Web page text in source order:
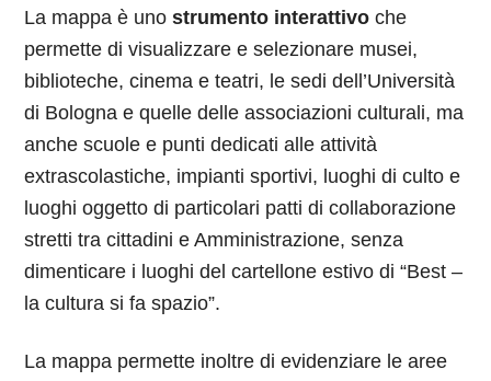
La mappa è unostrumento interattivo che
permette di visualizzare e selezionare musei,
biblioteche, cinema e teatri, le sedi dell’Università
di Bologna e quelle delle associazioni culturali, ma
anche scuole e punti dedicati alle attività
extrascolastiche, impianti sportivi, luoghi di culto e
luoghi oggetto di particolari patti di collaborazione
stretti tra cittadini e Amministrazione, senza
dimenticare i luoghi del cartellone estivo di “Best –
la cultura si fa spazio”.
La mappa permette inoltre di evidenziare le aree